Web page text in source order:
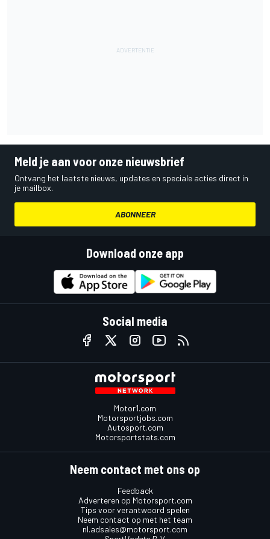
Meld je aan voor onze nieuwsbrief
Ontvang het laatste nieuws, updates en speciale acties direct in
je mailbox.
ABONNEER
Download onze app
Social media
Motor1.com
Motorsportjobs.com
Autosport.com
Motorsportstats.com
Neem contact met ons op
Feedback
Adverteren op Motorsport.com
Tips voor verantwoord spelen
Neem contact op met het team
nl.adsales@motorsport.com